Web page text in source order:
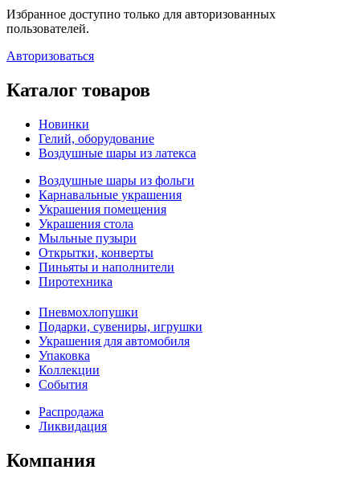
Избранное доступно только для авторизованных
пользователей.
Авторизоваться
Каталог товаров
Новинки
Гелий, оборудование
Воздушные шары из латекса
Воздушные шары из фольги
Карнавальные украшения
Украшения помещения
Украшения стола
Мыльные пузыри
Открытки, конверты
Пиньяты и наполнители
Пиротехника
Пневмохлопушки
Подарки, сувениры, игрушки
Украшения для автомобиля
Упаковка
Коллекции
События
Распродажа
Ликвидация
Компания